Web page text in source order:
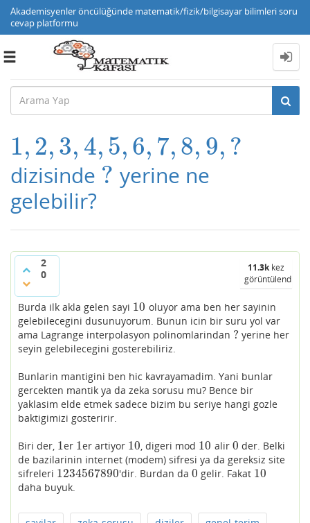
Akademisyenler öncülüğünde matematik/fizik/bilgisayar bilimleri soru
cevap platformu
Toggle
1, 2, 3, 4, 5, 6, 7, 8, 9, ?
1,2,3 ,4,5,6 ,7, 8,9 ,?
dizisinde ?
? yerine ne
gelebilir?
2
0
11.3kkez
görüntülendi
Burda ilk akla gelen sayi 10
10 oluyor ama ben her sayinin
gelebilecegini dusunuyorum. Bunun icin bir suru yol var
ama Lagrange interpolasyon polinomlarindan ?
? yerine her
seyin gelebilecegini gosterebiliriz.
Bunlarin mantigini ben hic kavrayamadim. Yani bunlar
gercekten mantik ya da zeka sorusu mu? Bence bir
yaklasim elde etmek sadece bizim bu seriye hangi gozle
baktigimizi gosteririr.
Biri der, 1
1er 1
1er artiyor 10
10, digeri mod 10
10 alir 0
0 der. Belki
de bazilarinin internet (modem) sifresi ya da gereksiz site
sifreleri 1234567890
1234567890 'dir. Burdan da0
0 gelir. Fakat 10
10
daha buyuk.